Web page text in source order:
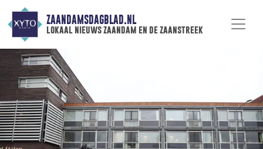
ZAANDAMSDAGBLAD.NL
lokaal nieuws zaandam en de zaanstreek